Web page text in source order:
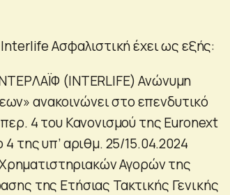
Ασφαλιστική έχει ως εξής:
(INTERLIFE) Ανώνυμη
ανακοινώνει στο επενδυτικό
4 του Κανονισμού της Euronext
της υπ’ αριθμ. 25/15.04.2024
Αγορών της
της Ετήσιας Τακτικής Γενικής